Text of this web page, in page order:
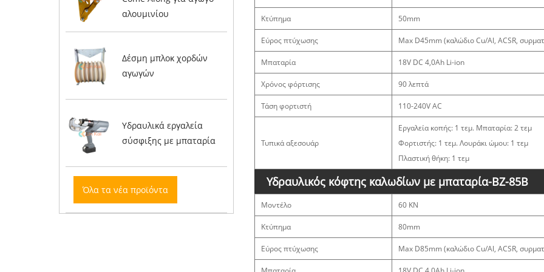
αλουμινίου
Δέσμη μπλοκ χορδών
αγωγών
Υδραυλικά εργαλεία
σύσφιξης με μπαταρία
Όλα τα νέα προϊόντα
Κτύπημα 50mm
Εύρος πτύχωσης Max D45mm (καλώδιο Cu/Al, ACSR,
Μπαταρία 18V DC 4,0Ah Li-ion
Χρόνος φόρτισης 90 λεπτά
Τάση φορτιστή 110-240V AC
Τυπικά αξεσουάρ
Εργαλεία κοπής: 1 τεμ. Μπαταρία: 2 τεμ
Φορτιστής: 1 τεμ. Λουράκι ώμου: 1 τεμ
Πλαστική θήκη: 1 τεμ
Υδραυλικός κόφτης καλωδίων με μπαταρία-BZ-85B
Μοντέλο 60 KN
Κτύπημα 80mm
Εύρος πτύχωσης Max D85mm (καλώδιο Cu/Al, ACSR,